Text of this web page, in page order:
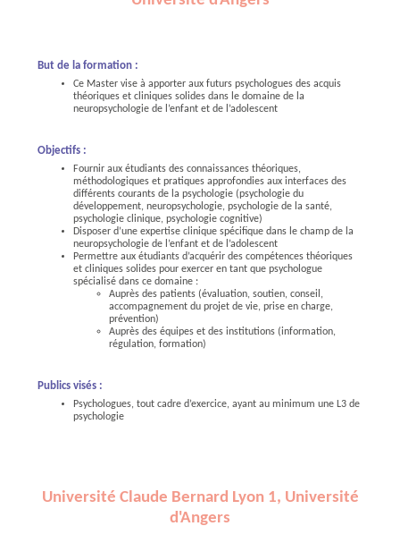
But de la formation :
Ce Master vise à apporter aux futurs psychologues des acquis
théoriques et cliniques solides dans le domaine de la
neuropsychologie de l’enfant et de l’adolescent
Objectifs :
Fournir aux étudiants des connaissances théoriques,
méthodologiques et pratiques approfondies aux interfaces des
différents courants de la psychologie (psychologie du
développement, neuropsychologie, psychologie de la santé,
psychologie clinique, psychologie cognitive)
Disposer d’une expertise clinique spécifique dans le champ de la
neuropsychologie de l’enfant et de l’adolescent
Permettre aux étudiants d’acquérir des compétences théoriques
et cliniques solides pour exercer en tant que psychologue
spécialisé dans ce domaine :
Auprès des patients (évaluation, soutien, conseil,
accompagnement du projet de vie, prise en charge,
prévention)
Auprès des équipes et des institutions (information,
régulation, formation)
Publics visés :
Psychologues, tout cadre d’exercice, ayant au minimum une L3 de
psychologie
Université Claude Bernard Lyon 1, Université
d'Angers